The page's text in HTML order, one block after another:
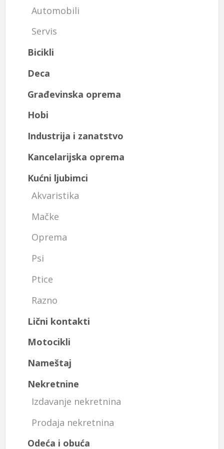
Automobili
Servis
Bicikli
Deca
Građevinska oprema
Hobi
Industrija i zanatstvo
Kancelarijska oprema
Kućni ljubimci
Akvaristika
Mačke
Oprema
Psi
Ptice
Razno
Lični kontakti
Motocikli
Nameštaj
Nekretnine
Izdavanje nekretnina
Prodaja nekretnina
Odeća i obuća